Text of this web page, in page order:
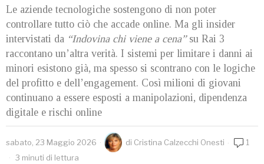
Le aziende tecnologiche sostengono di non poter
controllare tutto ciò che accade online. Ma gli insider
intervistati da “Indovina chi viene a cena”su Rai 3
raccontano un’altra verità. I sistemi per limitare i danni ai
minori esistono già, ma spesso si scontrano con le logiche
del profitto e dell’engagement. Così milioni di giovani
continuano a essere esposti a manipolazioni, dipendenza
digitale e rischi online
sabato, 23 Maggio 2026 di Cristina Calzecchi Onesti
1
3 minuti di lettura